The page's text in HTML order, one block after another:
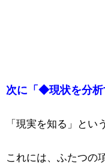
次に「◆現状を分析
「現実を知る」とい
これには、ふたつの